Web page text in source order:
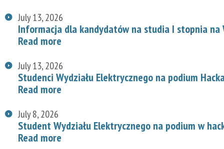
July 13, 2026
Informacja dla kandydatów na studia I stopnia na
Read more
July 13, 2026
Studenci Wydziału Elektrycznego na podium
Read more
July 8, 2026
Student Wydziału Elektrycznego na podium w
Read more